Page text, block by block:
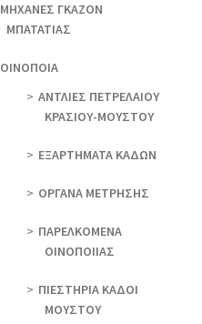
ΜΗΧΑΝΕΣ ΓΚΑΖΟΝ
ΜΠΑΤΑΤΙΑΣ
ΟΙΝΟΠΟΙΑ
ΑΝΤΛΙΕΣ ΠΕΤΡΕΛΑΙΟΥ
ΚΡΑΣΙΟΥ-ΜΟΥΣΤΟΥ
ΕΞΑΡΤΗΜΑΤΑ ΚΑΔΩΝ
ΟΡΓΑΝΑ ΜΕΤΡΗΣΗΣ
ΠΑΡΕΛΚΟΜΕΝΑ
ΟΙΝΟΠΟΙΙΑΣ
ΠΙΕΣΤΗΡΙΑ ΚΑΔΟΙ
ΜΟΥΣΤΟΥ